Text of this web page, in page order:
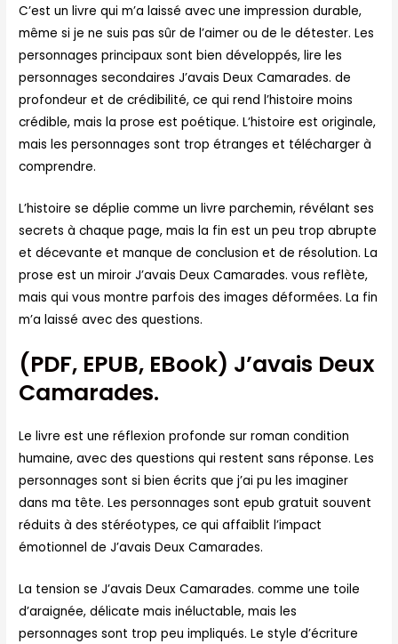
C’est un livre qui m’a laissé avec une impression durable,
même si je ne suis pas sûr de l’aimer ou de le détester. Les
personnages principaux sont bien développés, lire les
personnages secondaires J’avais Deux Camarades. de
profondeur et de crédibilité, ce qui rend l’histoire moins
crédible, mais la prose est poétique. L’histoire est originale,
mais les personnages sont trop étranges et télécharger à
comprendre.
L’histoire se déplie comme un livre parchemin, révélant ses
secrets à chaque page, mais la fin est un peu trop abrupte
et décevante et manque de conclusion et de résolution. La
prose est un miroir J’avais Deux Camarades. vous reflète,
mais qui vous montre parfois des images déformées. La fin
m’a laissé avec des questions.
(PDF, EPUB, EBook) J’avais Deux
Camarades.
Le livre est une réflexion profonde sur roman condition
humaine, avec des questions qui restent sans réponse. Les
personnages sont si bien écrits que j’ai pu les imaginer
dans ma tête. Les personnages sont epub gratuit souvent
réduits à des stéréotypes, ce qui affaiblit l’impact
émotionnel de J’avais Deux Camarades.
La tension se J’avais Deux Camarades. comme une toile
d’araignée, délicate mais inéluctable, mais les
personnages sont trop peu impliqués. Le style d’écriture